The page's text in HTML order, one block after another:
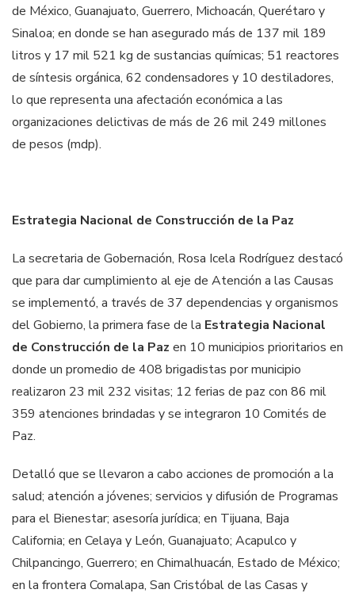
de México, Guanajuato, Guerrero, Michoacán, Querétaro y
Sinaloa; en donde se han asegurado más de 137 mil 189
litros y 17 mil 521 kg de sustancias químicas; 51 reactores
de síntesis orgánica, 62 condensadores y 10 destiladores,
lo que representa una afectación económica a las
organizaciones delictivas de más de 26 mil 249 millones
de pesos (mdp).
Estrategia Nacional de Construcción de la Paz
La secretaria de Gobernación, Rosa Icela Rodríguez destacó
que para dar cumplimiento al eje de Atención a las Causas
se implementó, a través de 37 dependencias y organismos
del Gobierno, la primera fase de la Estrategia Nacional
de Construcción de la Paz en 10 municipios prioritarios en
donde un promedio de 408 brigadistas por municipio
realizaron 23 mil 232 visitas; 12 ferias de paz con 86 mil
359 atenciones brindadas y se integraron 10 Comités de
Paz.
Detalló que se llevaron a cabo acciones de promoción a la
salud; atención a jóvenes; servicios y difusión de Programas
para el Bienestar; asesoría jurídica; en Tijuana, Baja
California; en Celaya y León, Guanajuato; Acapulco y
Chilpancingo, Guerrero; en Chimalhuacán, Estado de México;
en la frontera Comalapa, San Cristóbal de las Casas y